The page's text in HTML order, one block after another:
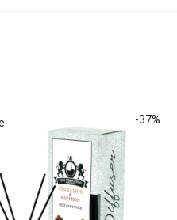
-37%